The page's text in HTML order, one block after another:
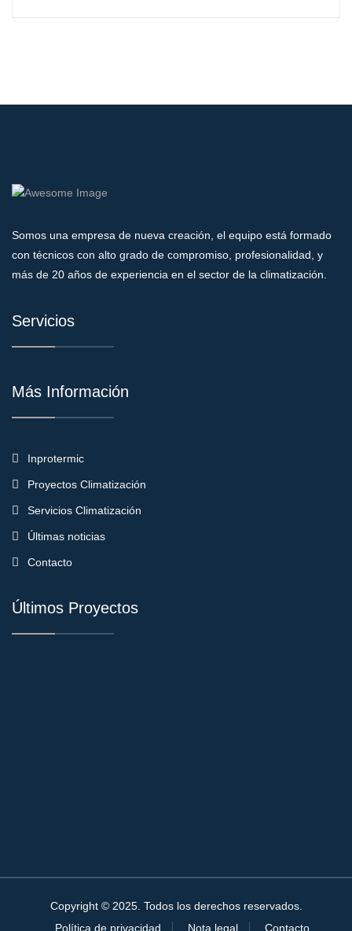
Somos una empresa de nueva creación, el equipo está formado
con técnicos con alto grado de compromiso, profesionalidad, y
más de 20 años de experiencia en el sector de la climatización.
Servicios
Más Información
Inprotermic
Proyectos Climatización
Servicios Climatización
Últimas noticias
Contacto
Últimos Proyectos
Copyright © 2025. Todos los derechos reservados.
Política de privacidad
Nota legal Contacto